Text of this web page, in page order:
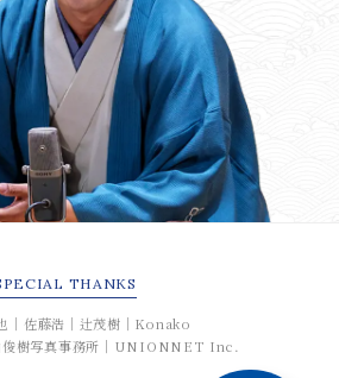
THANKS
｜佐藤浩｜辻茂樹｜Konako
俊樹写真事務所｜UNIONNET Inc.